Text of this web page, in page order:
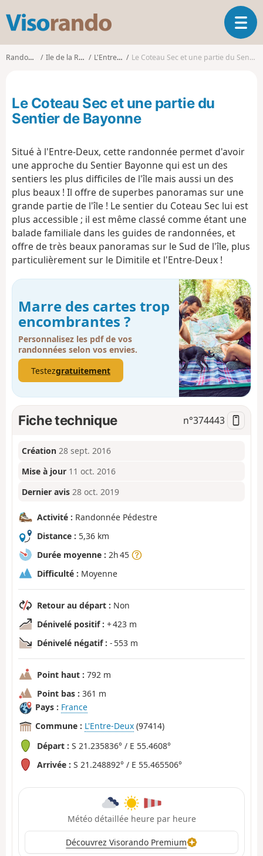
s
o
d
o
O
u
v
a
i
o
Randonnées Ile de la Réunion L'Entre-Deux Le Coteau Sec et une partie du Sentier de Bayonne
Le Coteau Sec et une partie du
Sentier de Bayonne
Situé à l'Entre-Deux, cette randonnée permet d'avoir
une approche du Sentier Bayonne qui est un des
sentiers les plus difficiles de l'île mais aussi un des
plus beaux ! Il offre de superbes panoramas sur une
grande partie de l'île ! Le sentier du Coteau Sec lui est
plus accessible ; il est même classé comme étant une
balade familiale dans les guides de randonnées, et
offre de très beaux panoramas sur le Sud de l'île, plus
particulièrement sur le Dimitile et l'Entre-Deux !
Marre des cartes trop
encombrantes ?
Personnalisez les pdf de vos
randonnées selon vos envies.
Testezgratuitement
Fiche technique n°374443
Création 28 sept. 2016
Mise à jour 11 oct. 2016
Dernier avis 28 oct. 2019
Activité : Randonnée Pédestre
Distance : 5,36 km
Durée moyenne : 2h 45
Difficulté : Moyenne
Retour au départ : Non
Dénivelé positif : + 423 m
Dénivelé négatif : - 553 m
Point haut : 792 m
Point bas : 361 m
Pays : France
Commune : L'Entre-Deux (97414)
Départ : S 21.235836° / E 55.4608°
Arrivée : S 21.248892° / E 55.465506°
Météo détaillée heure par heure
Découvrez Visorando Premium